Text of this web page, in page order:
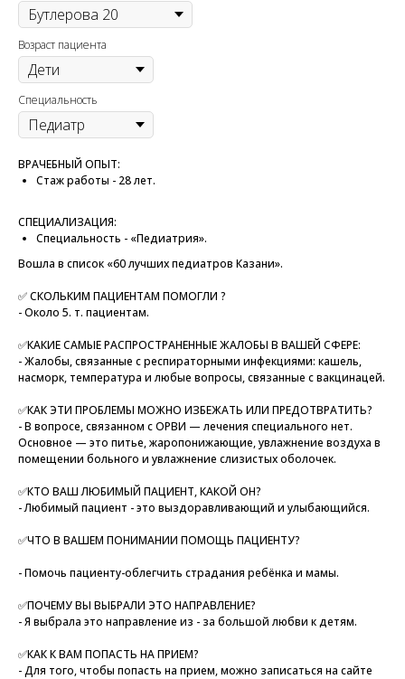
Возраст пациента
Специальность
ВРАЧЕБНЫЙ ОПЫТ:
Стаж работы - 28 лет.
СПЕЦИАЛИЗАЦИЯ:
Специальность - «Педиатрия».
Вошла в список «60 лучших педиатров Казани».
✅ СКОЛЬКИМ ПАЦИЕНТАМ ПОМОГЛИ ?
- Около 5. т. пациентам.
✅КАКИЕ САМЫЕ РАСПРОСТРАНЕННЫЕ ЖАЛОБЫ В ВАШЕЙ СФЕРЕ:
- Жалобы, связанные с респираторными инфекциями: кашель,
насморк, температура и любые вопросы, связанные с вакцинацей.
✅КАК ЭТИ ПРОБЛЕМЫ МОЖНО ИЗБЕЖАТЬ ИЛИ ПРЕДОТВРАТИТЬ?
- В вопросе, связанном с ОРВИ — лечения специального нет.
Основное — это питье, жаропонижающие, увлажнение воздуха в
помещении больного и увлажнение слизистых оболочек.
✅КТО ВАШ ЛЮБИМЫЙ ПАЦИЕНТ, КАКОЙ ОН?
- Любимый пациент - это выздоравливающий и улыбающийся.
✅ЧТО В ВАШЕМ ПОНИМАНИИ ПОМОЩЬ ПАЦИЕНТУ?
- Помочь пациенту-облегчить страдания ребёнка и мамы.
✅ПОЧЕМУ ВЫ ВЫБРАЛИ ЭТО НАПРАВЛЕНИЕ?
- Я выбрала это направление из - за большой любви к детям.
✅КАК К ВАМ ПОПАСТЬ НА ПРИЕМ?
- Для того, чтобы попасть на прием, можно записаться на сайте